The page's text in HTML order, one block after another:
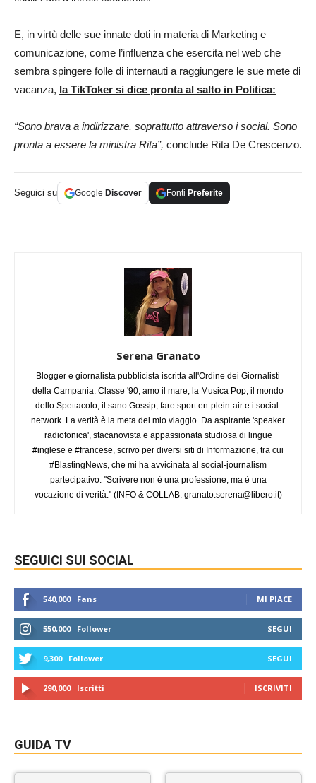
E, in virtù delle sue innate doti in materia di Marketing e
comunicazione, come l’influenza che esercita nel web che
sembra spingere folle di internauti a raggiungere le sue mete di
vacanza, la TikToker si dice pronta al salto in Politica:
“Sono brava a indirizzare, soprattutto attraverso i social. Sono
pronta a essere la ministra Rita”, conclude Rita De Crescenzo.
Seguici su Google Discover Fonti Preferite
Serena Granato
Blogger e giornalista pubblicista iscritta all'Ordine dei Giornalisti
della Campania. Classe '90, amo il mare, la Musica Pop, il mondo
dello Spettacolo, il sano Gossip, fare sport en-plein-air e i social-
network. La verità è la meta del mio viaggio. Da aspirante 'speaker
radiofonica', stacanovista e appassionata studiosa di lingue
#inglese e #francese, scrivo per diversi siti di Informazione, tra cui
#BlastingNews, che mi ha avvicinata al social-journalism
partecipativo. ''Scrivere non è una professione, ma è una
vocazione di verità.'' (INFO & COLLAB: granato.serena@libero.it)
SEGUICI SUI SOCIAL
540,000 Fans MI PIACE
550,000 Follower SEGUI
9,300 Follower SEGUI
290,000 Iscritti ISCRIVITI
GUIDA TV